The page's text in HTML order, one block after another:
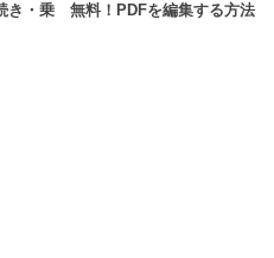
き・乗
無料！PDFを編集する方法